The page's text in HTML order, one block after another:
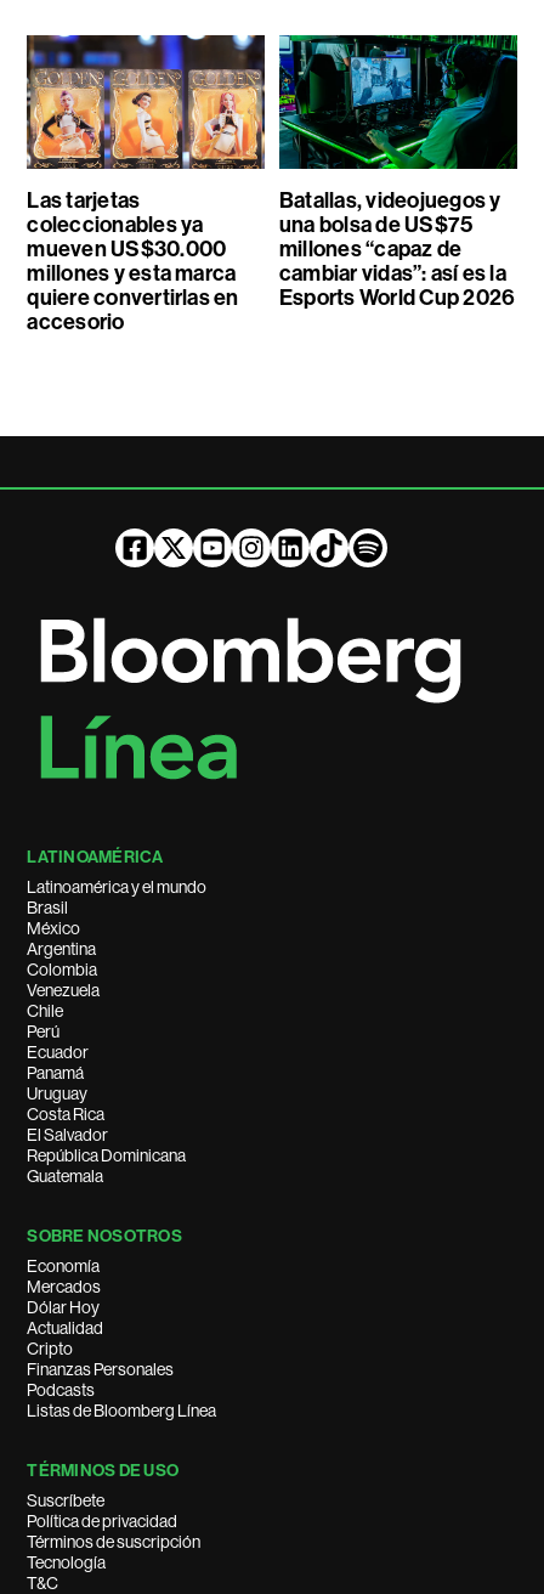
Las tarjetas
coleccionables ya
mueven US$30.000
millones y esta marca
quiere convertirlas en
accesorio
Batallas, videojuegos y
una bolsa de US$75
millones “capaz de
cambiar vidas”: así es la
Esports World Cup 2026
LATINOAMÉRICA
Latinoamérica y el mundo
Brasil
México
Argentina
Colombia
Venezuela
Chile
Perú
Ecuador
Panamá
Uruguay
Costa Rica
El Salvador
República Dominicana
Guatemala
SOBRE NOSOTROS
Economía
Mercados
Dólar Hoy
Actualidad
Cripto
Finanzas Personales
Podcasts
Listas de Bloomberg Línea
TÉRMINOS DE USO
Suscríbete
Política de privacidad
Términos de suscripción
Tecnología
T&C